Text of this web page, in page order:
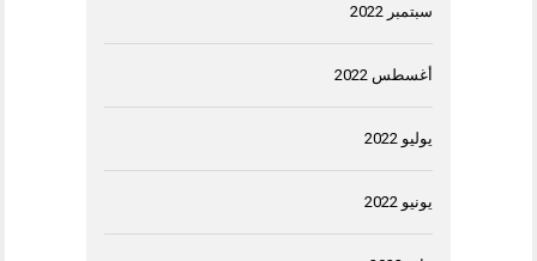
سبتمبر 2022
أغسطس 2022
يوليو 2022
يونيو 2022